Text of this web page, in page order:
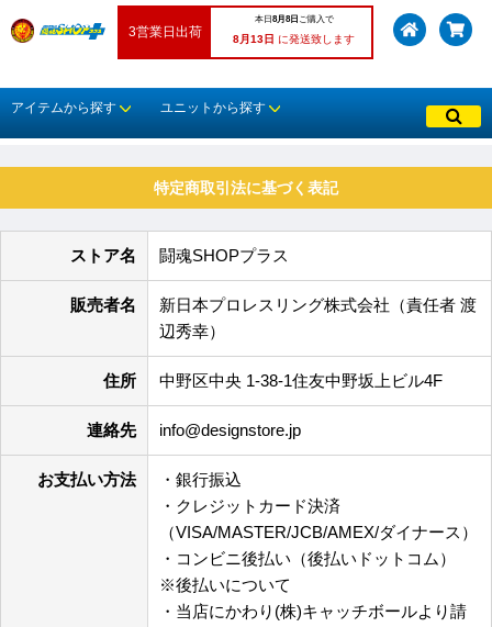
3営業日出荷
本日 8月8日 ご購入で
8月13日 に発送致します
アイテムから探す ユニットから探す
特定商取引法に基づく表記
ストア名 闘魂SHOPプラス
販売者名
新日本プロレスリング株式会社（責任者 渡
辺秀幸）
住所 中野区中央 1-38-1住友中野坂上ビル4F
連絡先 info@designstore.jp
お支払い方法
・銀行振込
・クレジットカード決済
（VISA/MASTER/JCB/AMEX/ダイナース）
・コンビニ後払い（後払いドットコム）
※後払いについて
・当店にかわり(株)キャッチボールより請